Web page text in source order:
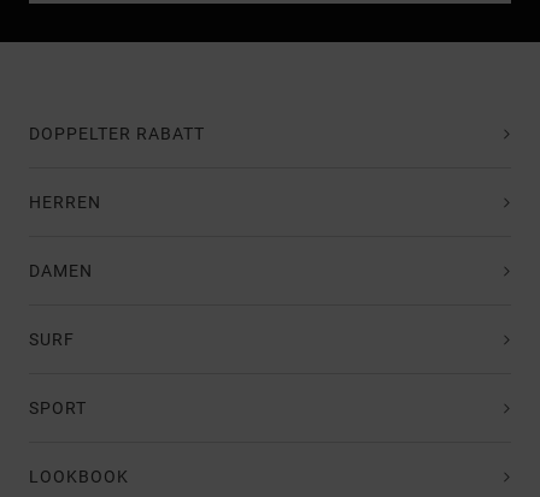
DOPPELTER RABATT
HERREN
DAMEN
SURF
SPORT
LOOKBOOK